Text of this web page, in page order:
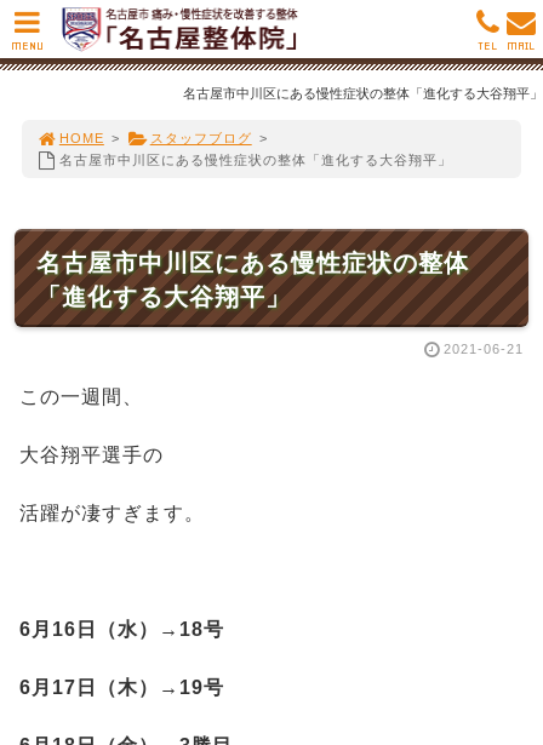
名古屋市中川区にある慢性症状の整体「進化する大谷翔平」
HOME > スタッフブログ >
名古屋市中川区にある慢性症状の整体「進化する大谷翔平」
名古屋市中川区にある慢性症状の整体
「進化する大谷翔平」
2021-06-21
この一週間、
大谷翔平選手の
活躍が凄すぎます。
6月16日（水）→18号
6月17日（木）→19号
MENU MAIL
TEL